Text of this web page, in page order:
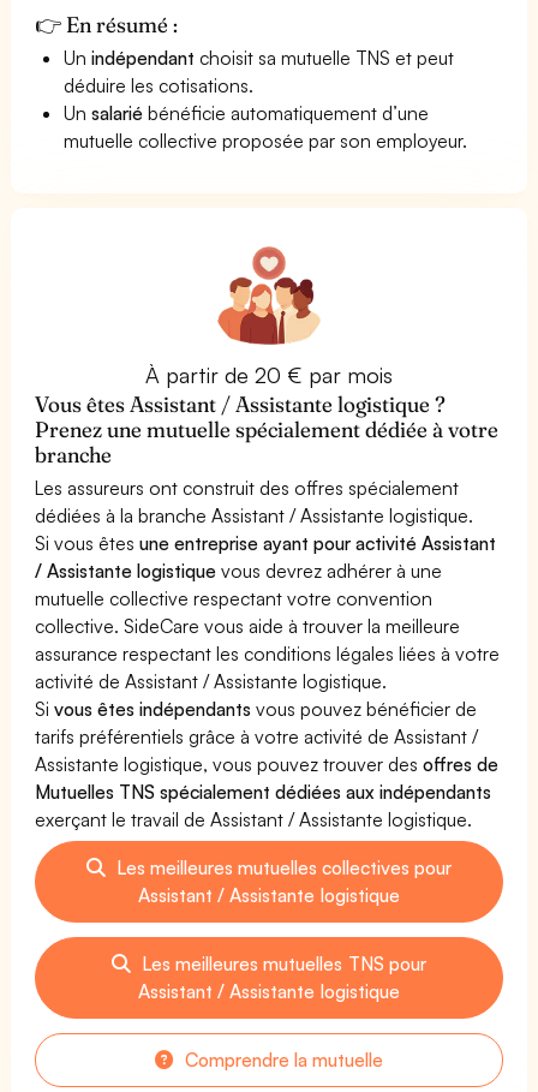
👉 En résumé :
Unindépendant choisit sa mutuelle TNS et peut
déduire les cotisations.
Unsalarié bénéficie automatiquement d’une
mutuelle collective proposée par son employeur.
À partir de 20 € par mois
Vous êtes Assistant / Assistante logistique ?
Prenez une mutuelle spécialement dédiée à votre
branche
Les assureurs ont construit des offres spécialement
dédiées à la branche Assistant / Assistante logistique.
Si vous êtesune entreprise ayant pour activité Assistant
/ Assistante logistique vous devrez adhérer à une
mutuelle collective respectant votre convention
collective. SideCare vous aide à trouver la meilleure
assurance respectant les conditions légales liées à votre
activité de Assistant / Assistante logistique.
Sivous êtes indépendants vous pouvez bénéficier de
tarifs préférentiels grâce à votre activité de Assistant /
Assistante logistique, vous pouvez trouver desoffres de
Mutuelles TNS spécialement dédiées aux indépendants
exerçant le travail de Assistant / Assistante logistique.
Les meilleures mutuelles collectives pour
Assistant / Assistante logistique
Les meilleures mutuelles TNS pour
Assistant / Assistante logistique
Comprendre la mutuelle